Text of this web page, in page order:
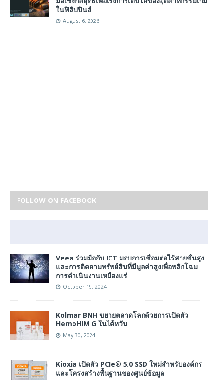
ในฟิลิปปินส์
August 6, 2026
FOLLOW ON FACEBOOK
Veea ร่วมมือกับ ICT มอบการเชื่อมต่อไร้สายขั้นสูง
และการติดตามทรัพย์สินที่มีมูลค่าสูงเพื่อพลิกโฉม
การดำเนินงานเหมืองแร่
October 19, 2024
Kolmar BNH ขยายตลาดโลกด้วยการเปิดตัว
HemoHIM G ในไต้หวัน
May 30, 2024
Kioxia เปิดตัว PCIe® 5.0 SSD ใหม่สำหรับองค์กร
และโครงสร้างพื้นฐานของศูนย์ข้อมูล